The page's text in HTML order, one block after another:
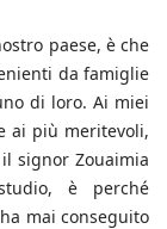
paese, è che
da famiglie
di loro. Ai miei
ai più meritevoli,
signor Zouaimia
è perché
mai conseguito